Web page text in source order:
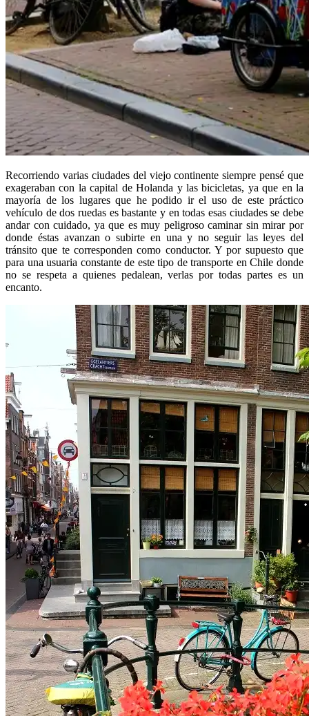
Recorriendo varias ciudades del viejo continente siempre pensé que
exageraban con la capital de Holanda y las bicicletas, ya que en la
mayoría de los lugares que he podido ir el uso de este práctico
vehículo de dos ruedas es bastante y en todas esas ciudades se debe
andar con cuidado, ya que es muy peligroso caminar sin mirar por
donde éstas avanzan o subirte en una y no seguir las leyes del
tránsito que te corresponden como conductor. Y por supuesto que
para una usuaria constante de este tipo de transporte en Chile donde
no se respeta a quienes pedalean, verlas por todas partes es un
encanto.